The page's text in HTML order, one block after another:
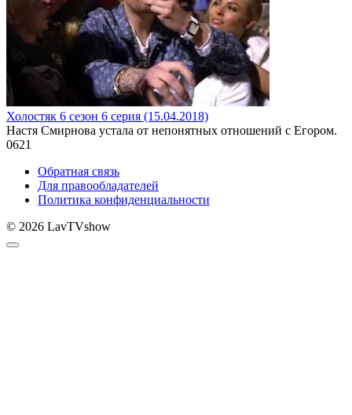
Холостяк 6 сезон 6 серия (15.04.2018)
Настя Смирнова устала от непонятных отношений с Егором.
0621
Обратная связь
Для правообладателей
Политика конфиденциальности
© 2026 LavTVshow